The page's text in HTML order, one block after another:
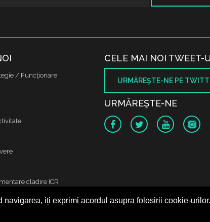
iți exprimi acordul asupra folosirii cookie-urilor.
/ Funcţionare
cladire ICR
CELE MAI NOI TWEET-
URMĂREŞTE-NE PE
URMĂREŞTE-NE